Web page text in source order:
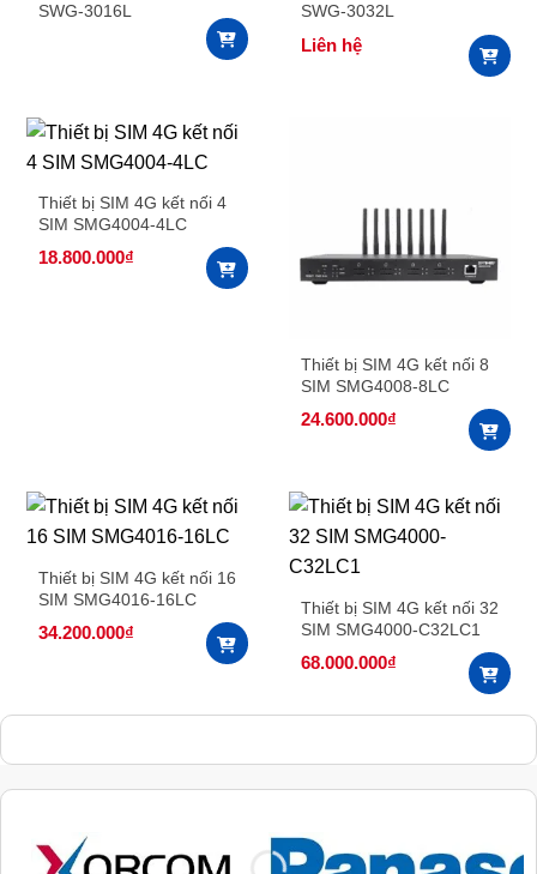
SWG-3016L
SWG-3032L
Liên hệ
Thiết bị SIM 4G kết nối 4
SIM SMG4004-4LC
18.800.000₫
Thiết bị SIM 4G kết nối 8
SIM SMG4008-8LC
24.600.000₫
Thiết bị SIM 4G kết nối 16
SIM SMG4016-16LC
34.200.000₫
Thiết bị SIM 4G kết nối 32
SIM SMG4000-C32LC1
68.000.000₫